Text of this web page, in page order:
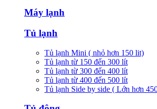
Máy lạnh
Tủ lạnh
Tủ lạnh Mini ( nhỏ hơn 150 lit)
Tủ lạnh từ 150 đến 300 lít
Tủ lạnh từ 300 đến 400 lít
Tủ lạnh từ 400 đến 500 lít
Tủ lạnh Side by side ( Lớn hơn